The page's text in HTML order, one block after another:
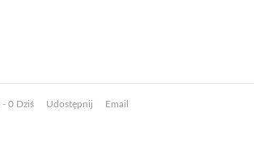
0 Dziś Udostępnij Email